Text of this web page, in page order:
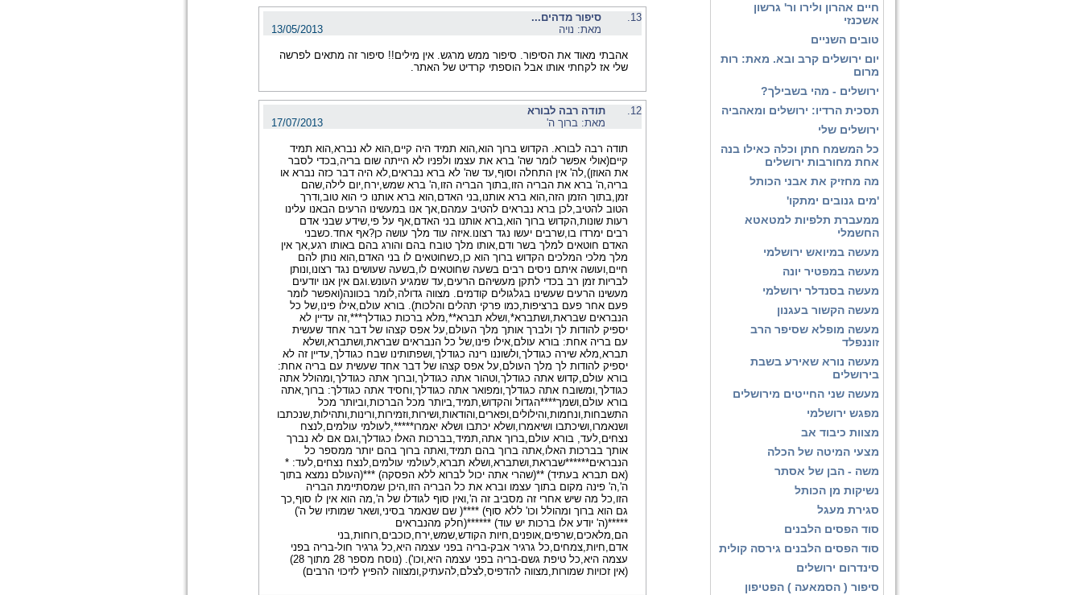
חיים אהרון ולירו ור' גרשון
אשכנזי
טובים השניים
יום ירושלים קרב ובא. מאת: רות
מרום
ירושלים - מהי בשבילך?
תסכית הרדיו: ירושלים ומאהביה
ירושלים שלי
כל המשמח חתן וכלה כאילו בנה
אחת מחורבות ירושלים
מה מחזיק את אבני הכותל
'מים גנובים ימתקו'
ממעברת תלפיות למטאטא
החשמלי
מעשה במיואש ירושלמי
מעשה במפטיר יונה
מעשה בסנדלר ירושלמי
מעשה הקשור בעגנון
מעשה מופלא שסיפר הרב
זוננפלד
מעשה נורא שאירע בשבת
בירושלים
מעשה שני החייטים מירושלים
מפגש ירושלמי
מצוות כיבוד אב
מצעי המיטה של הכלה
משה - הבן של אסתר
נשיקות מן הכותל
סגירת מעגל
סוד הפסים הלבנים
סוד הפסים הלבנים גירסה קולית
סינדרום ירושלים
סיפור ( הסמאעה ) הפטיפון
13.
סיפור מדהים...
מאת: נויה
13/05/2013
אהבתי מאוד את הסיפור. סיפור ממש מרגש. אין מילים!! סיפור זה מתאים לפרשה
שלי אז לקחתי אותו אבל הוספתי קרדיט של האתר.
12.
תודה רבה לבורא
מאת: ברוך ה'
17/07/2013
תודה רבה לבורא. הקדוש ברוך הוא,הוא תמיד היה קיים,הוא לא נברא,הוא תמיד
קיים(אולי אפשר לומר שה' ברא את עצמו ולפניו לא הייתה שום בריה,בכדי לסבר
את האוזן),לה' אין התחלה וסוף,עד שה' לא ברא נבראים,לא היה דבר כזה נברא או
בריה,ה' ברא את הבריה הזו,בתוך הבריה הזו,ה' ברא שמש,ירח,יום לילה,שהם
זמן,בתוך הזמן הזה,הוא ברא אותנו,בני האדם,הוא ברא אותנו כי הוא טוב,ודרך
הטוב להטיב,לכן ברא נבראים להטיב עמהם,אך אנו במעשינו הרעים הבאנו עלינו
רעות שונות,הקדוש ברוך הוא,ברא אותנו בני האדם,אף על פי,שידע שבני אדם
רבים ימרדו בו,שרבים יעשו נגד רצונו.איזה עוד מלך עושה כן?אף אחד.כשבני
האדם חוטאים למלך בשר ודם,אותו מלך טובח בהם והורג בהם באותו רגע,אך אין
מלך מלכי המלכים הקדוש ברוך הוא כן,כשחוטאים לו בני האדם,הוא נותן להם
חיים,ועושה איתם ניסים רבים בשעה שחוטאים לו,בשעה שעושים נגד רצונו,ונותן
לבריות זמן רב בכדי לתקן מעשיהם הרעים,עד שמגיע העונש.וגם אין אנו יודעים
מעשינו הרעים שעשינו בגלגולים קודמים. מצווה גדולה,לומר בכוונה(ואפשר לומר
פעם אחר פעם ברציפות,כמו פרקי תהלים והלכות). בורא עולם,אילו פינו,של כל
הנבראים שבראת,ושתברא*,ושלא תברא**,מלא ברכות כגודלך***,זה עדיין לא
יספיק להודות לך ולברך אותך מלך העולם,על אפס קצהו של דבר אחד שעשית
עם בריה אחת: בורא עולם,אילו פינו,של כל הנבראים שבראת,ושתברא,ושלא
תברא,מלא שירה כגודלך,ולשוננו רינה כגודלך,ושפתותינו שבח כגודלך,עדיין זה לא
יספיק להודות לך מלך העולם,על אפס קצהו של דבר אחד שעשית עם בריה אחת:
בורא עולם,קדוש אתה כגודלך,וטהור אתה כגודלך,וברוך אתה כגודלך,ומהולל אתה
כגודלך,ומשובח אתה כגודלך,ומפואר אתה כגודלך,וחסיד אתה כגודלך: ברוך,אתה
בורא עולם,ושמך****הגדול והקדוש,תמיד,ביותר מכל הברכות,וביותר מכל
התשבחות,ונחמות,והילולים,ופארים,והודאות,ושירות,וזמירות,ורינות,ותהילות,שנכתבו
ושנאמרו,ושיכתבו ושיאמרו,ושלא יכתבו ושלא יאמרו*****,לעולמי עולמים,לנצח
נצחים,לעד, בורא עולם,ברוך אתה,תמיד,בברכות האלו כגודלך,וגם אם לא נברך
אותך בברכות האלו,אתה ברוך בהם תמיד,ואתה ברוך בהם יותר ממספר כל
הנבראים******שבראת,ושתברא,ושלא תברא,לעולמי עולמים,לנצח נצחים,לעד: *
(אם תברא בעתיד) **(שהרי אתה יכול לברוא ללא הפסקה) ***(העולם נמצא בתוך
ה',ה' פינה מקום בתוך עצמו וברא את כל הבריה הזו,היכן שמסתיימת הבריה
הזו,כל מה שיש אחרי זה מסביב זה ה',ואין סוף לגודלו של ה',מה הוא אין לו סוף,כך
גם הוא ברוך ומהולל וכו' ללא סוף) ****( שם שנאמר בסיני,ושאר שמותיו של ה')
*****(ה' יודע אלו ברכות יש עוד) ******(חלק מהנבראים
הם,מלאכים,שרפים,אופנים,חיות הקודש,שמש,ירח,כוכבים,רוחות,בני
אדם,חיות,צמחים,כל גרגיר אבק-בריה בפני עצמה היא,כל גרגיר חול-בריה בפני
עצמה היא,כל טיפת גשם-בריה בפני עצמה היא,וכו'). (נוסח מספר 28 מתוך 28)
(אין זכויות שמורות,מצווה להדפיס,לצלם,להעתיק,ומצווה להפיץ לזיכוי הרבים)